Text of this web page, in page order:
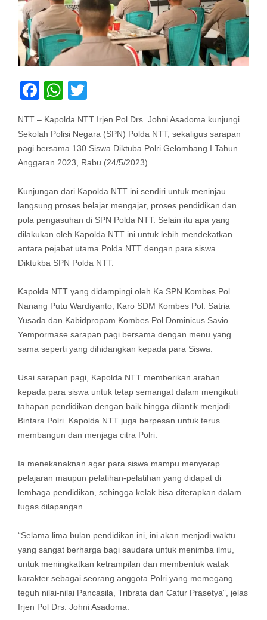
Facebook
WhatsApp
NTT – Kapolda NTT Irjen Pol Drs. Johni Asadoma kunjungi
Sekolah Polisi Negara (SPN) Polda NTT, sekaligus sarapan
pagi bersama 130 Siswa Diktuba Polri Gelombang I Tahun
Anggaran 2023, Rabu (24/5/2023).
Kunjungan dari Kapolda NTT ini sendiri untuk meninjau
langsung proses belajar mengajar, proses pendidikan dan
pola pengasuhan di SPN Polda NTT. Selain itu apa yang
dilakukan oleh Kapolda NTT ini untuk lebih mendekatkan
antara pejabat utama Polda NTT dengan para siswa
Diktukba SPN Polda NTT.
Kapolda NTT yang didampingi oleh Ka SPN Kombes Pol
Nanang Putu Wardiyanto, Karo SDM Kombes Pol. Satria
Yusada dan Kabidpropam Kombes Pol Dominicus Savio
Yempormase sarapan pagi bersama dengan menu yang
sama seperti yang dihidangkan kepada para Siswa.
Usai sarapan pagi, Kapolda NTT memberikan arahan
kepada para siswa untuk tetap semangat dalam mengikuti
tahapan pendidikan dengan baik hingga dilantik menjadi
Bintara Polri. Kapolda NTT juga berpesan untuk terus
membangun dan menjaga citra Polri.
Ia menekanaknan agar para siswa mampu menyerap
pelajaran maupun pelatihan-pelatihan yang didapat di
lembaga pendidikan, sehingga kelak bisa diterapkan dalam
tugas dilapangan.
“Selama lima bulan pendidikan ini, ini akan menjadi waktu
yang sangat berharga bagi saudara untuk menimba ilmu,
untuk meningkatkan ketrampilan dan membentuk watak
karakter sebagai seorang anggota Polri yang memegang
teguh nilai-nilai Pancasila, Tribrata dan Catur Prasetya”, jelas
Irjen Pol Drs. Johni Asadoma.